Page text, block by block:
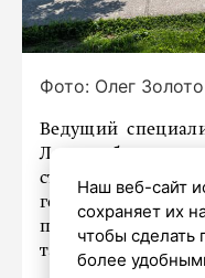
Фото: Олег
Ведущий
Леус сообщил, что
столице остался
города влияет
приносит облака
также запускает
Наш веб-сайт
сохраняет их
чтобы сделать
более